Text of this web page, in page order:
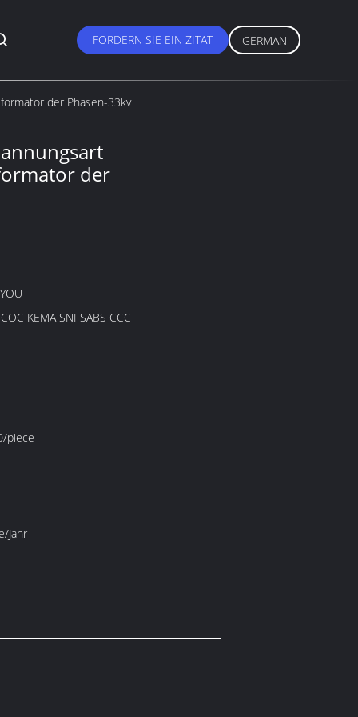
FORDERN SIE EIN ZITAT GERMAN
der Phasen-33kv
der
KEMA SNI SABS CCC
piece
Jahr